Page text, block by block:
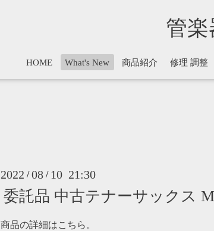
管
HOME What's New 商品紹介 修理 調整
2022 /08 / 10 21:30
委託品 中古テナーサックス
商品の詳細はこちら。